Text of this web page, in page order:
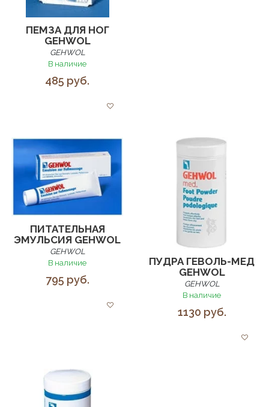
ПЕМЗА ДЛЯ НОГ
GEHWOL
GEHWOL
В наличие
485 руб.
ПИТАТЕЛЬНАЯ
ЭМУЛЬСИЯ GEHWOL
GEHWOL
В наличие
795 руб.
ПУДРА ГЕВОЛЬ-МЕД
GEHWOL
GEHWOL
В наличие
1130 руб.